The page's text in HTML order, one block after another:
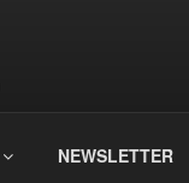
NEWSLETTER